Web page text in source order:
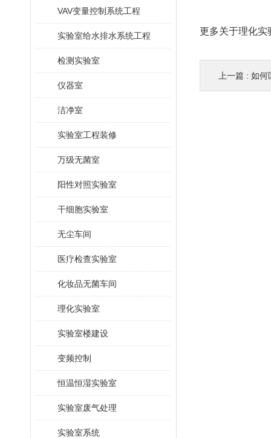
VAV变量控制系统工程
实验室给水排水系统工程
检测实验室
仪器室
洁净室
实验室工程装修
万级无菌室
阳性对照实验室
干细胞实验室
无尘车间
医疗检查实验室
化妆品无菌车间
理化实验室
实验室楼建设
变频控制
恒温恒湿实验室
实验室废气处理
实验室系统
更多关于理化实
上一篇 : 如何